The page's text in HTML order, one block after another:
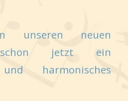
unseren neuen
schon jetzt ein
harmonisches